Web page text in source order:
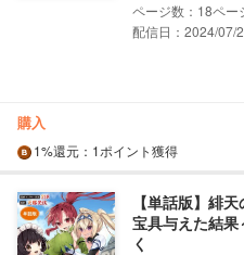
18
配信日：2024/07/
購入
1%還元 ：1ポイント獲得
【単話版】緋
宝具与えた結
く